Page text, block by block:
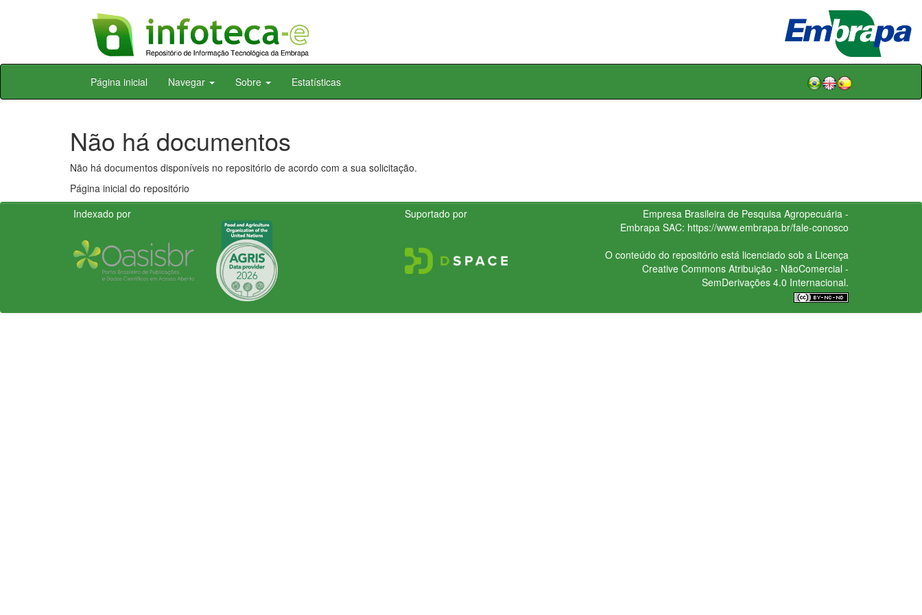
Skip
Página inicial Navegar Sobre Estatísticas
Não há documentos
Não há documentos disponíveis no repositório de acordo com a sua solicitação.
Página inicial do repositório
Indexado por
Suportado por
Empresa Brasileira de Pesquisa Agropecuária -
Embrapa SAC: https://www.embrapa.br/fale-conosco
O conteúdo do repositório está licenciado sob a Licença
Creative CommonsAtribuição - NãoComercial -
SemDerivações 4.0 Internacional.